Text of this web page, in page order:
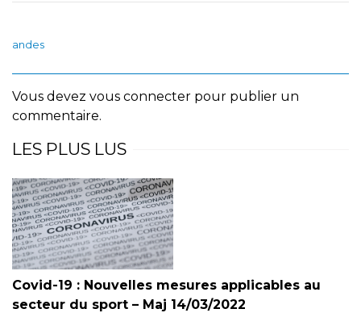
andes
Vous devez vous connecter pour publier un
commentaire.
LES PLUS LUS
Covid-19 : Nouvelles mesures applicables au
secteur du sport – Maj 14/03/2022